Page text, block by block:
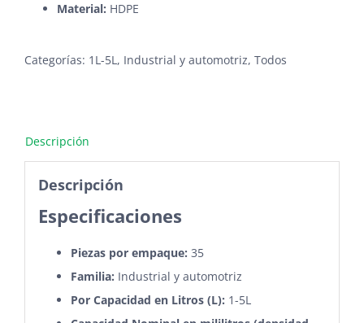
Material: HDPE
Categorías: 1L-5L, Industrial y automotriz, Todos
Descripción
Descripción
Especificaciones
Piezas por empaque: 35
Familia: Industrial y automotriz
Por Capacidad en Litros (L): 1-5L